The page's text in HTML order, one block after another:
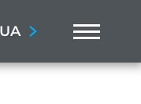
UA